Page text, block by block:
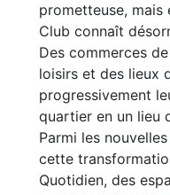
prometteuse, mais
Club connaît
Des commerces
loisirs et des lieux
progressivement
quartier en un lieu
Parmi les
cette
Quotidien, des